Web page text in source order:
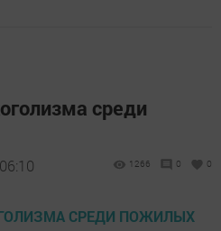
среди
1266 0 0